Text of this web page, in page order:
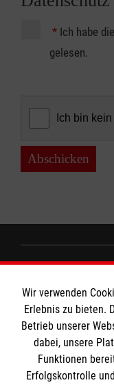
* Ich habe die
gelesen.
Abschicken
Impressum
Datenschutz
Kontakt
Die
Wir verwenden
Erlebnis zu bieten.
Betrieb unserer
dabei, unsere
Funktionen
Erfolgskontrolle